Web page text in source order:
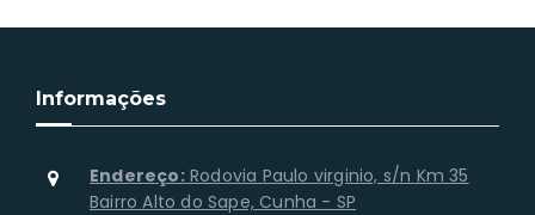
Informações
Endereço:Rodovia Paulo virginio, s/n Km 35
Bairro Alto do Sape, Cunha - SP